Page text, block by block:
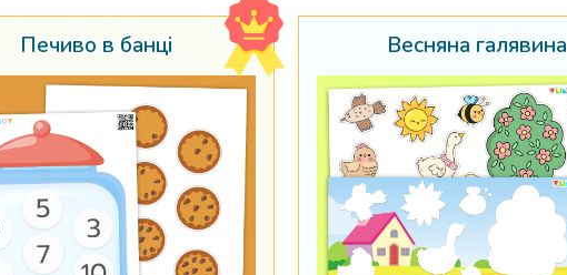
Печиво в банці Весняна галявина